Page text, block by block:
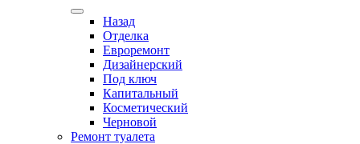
Назад
Отделка
Евроремонт
Дизайнерский
Под ключ
Капитальный
Косметический
Черновой
Ремонт туалета